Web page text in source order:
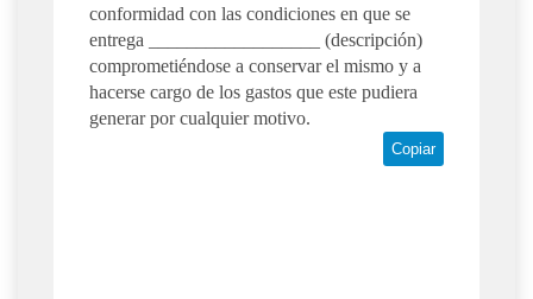
conformidad con las condiciones en que se
entrega __________________ (descripción)
comprometiéndose a conservar el mismo y a
hacerse cargo de los gastos que este pudiera
generar por cualquier motivo.
Copiar